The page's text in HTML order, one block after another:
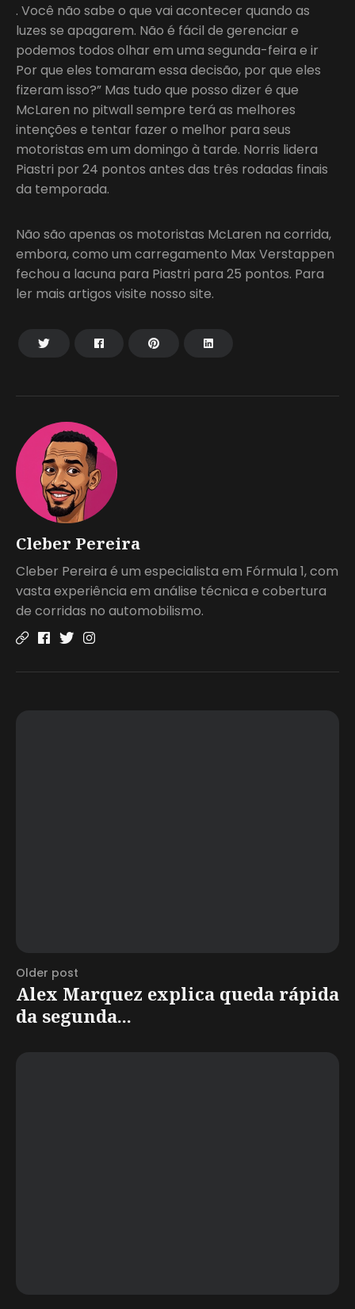
Cleber Pereira
Cleber Pereira é um especialista em Fórmula 1, com
vasta experiência em análise técnica e cobertura
de corridas no automobilismo.
. Você não sabe o que vai acontecer quando as
luzes se apagarem. Não é fácil de gerenciar e
podemos todos olhar em uma segunda-feira e ir
Por que eles tomaram essa decisão, por que eles
fizeram isso?” Mas tudo que posso dizer é que
McLaren no pitwall sempre terá as melhores
intenções e tentar fazer o melhor para seus
motoristas em um domingo à tarde. Norris lidera
Piastri por 24 pontos antes das três rodadas finais
da temporada.
Não são apenas os motoristas McLaren na corrida,
embora, como um carregamento Max Verstappen
fechou a lacuna para Piastri para 25 pontos. Para
ler mais artigos visite nosso site.
Older post
Alex Marquez explica queda rápida
da segunda...